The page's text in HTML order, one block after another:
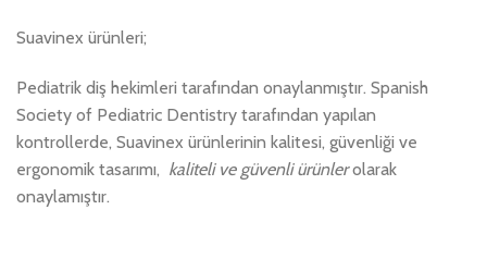
Suavinex ürünleri;
Pediatrik diş hekimleri tarafından onaylanmıştır. Spanish
Society of Pediatric Dentistry tarafından yapılan
kontrollerde, Suavinex ürünlerinin kalitesi, güvenliği ve
ergonomik tasarımı, kaliteli ve güvenli ürünlerolarak
onaylamıştır.